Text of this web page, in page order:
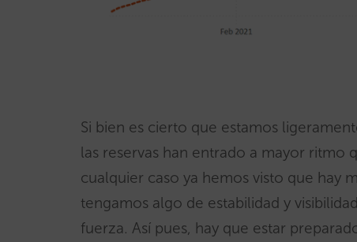
Si bien es cierto que estamos
las reservas han entrado a mayor ritmo
cualquier caso ya hemos visto que hay
tengamos algo de estabilidad y
fuerza. Así pues, hay que estar